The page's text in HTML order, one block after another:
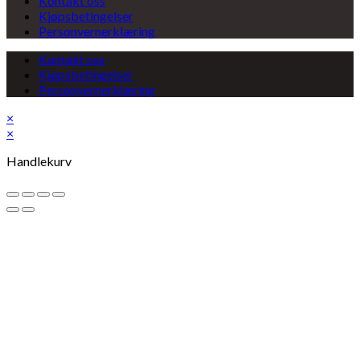
Kjøpsbetingelser
Personvernerklæring
Kontakt oss
Kjøpsbetingelser
Personvernerklæring
×
×
Handlekurv